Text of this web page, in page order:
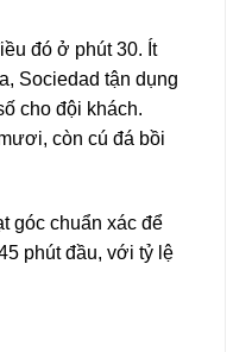
đó ở phút 30. Ít
Sociedad tận dụng
cho đội khách.
còn cú đá bồi
góc chuẩn xác để
phút đầu, với tỷ lệ